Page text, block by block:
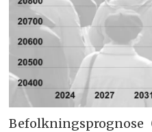
Befolkningsprognose